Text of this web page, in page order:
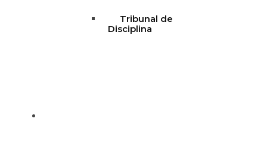
Tribunal de
Disciplina